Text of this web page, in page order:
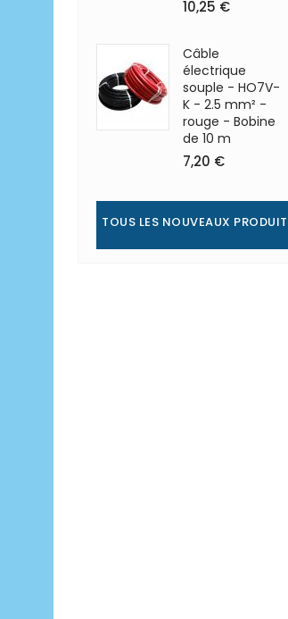
10,25 €
Câble
électrique
souple - HO7V-
K - 2.5 mm² -
rouge - Bobine
de 10 m
7,20 €
TOUS LES NOUVEAUX